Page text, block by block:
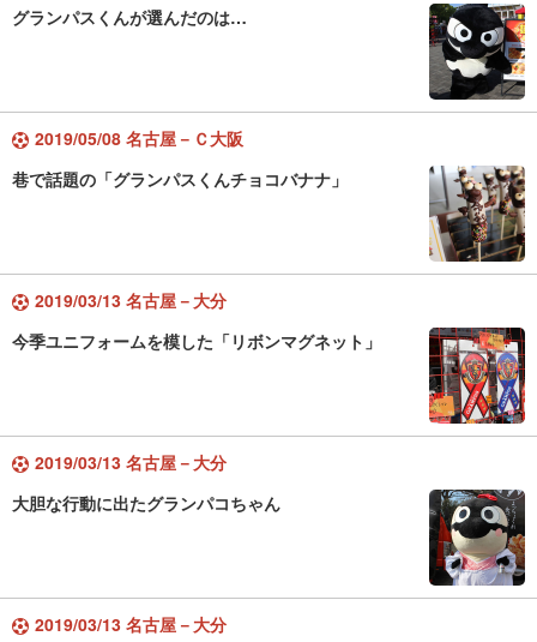
グランパスくんが選んだのは…
2019/05/08 名古屋－Ｃ大阪
巷で話題の「グランパスくんチョコバナナ」
2019/03/13 名古屋－大分
今季ユニフォームを模した「リボンマグネット」
2019/03/13 名古屋－大分
大胆な行動に出たグランパコちゃん
2019/03/13 名古屋－大分